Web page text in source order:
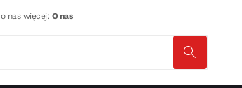
nas więcej: O nas